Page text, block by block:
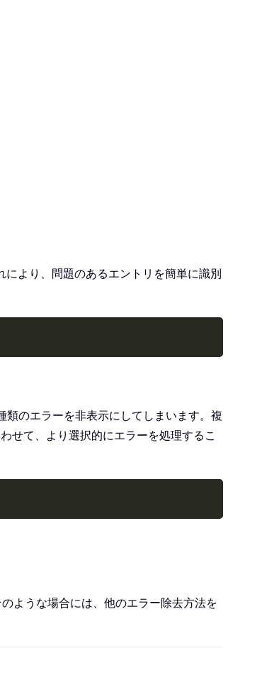
より、問題のあるエントリを簡単に識別
のエラーを非表示にしてしまいます。複
せて、より選択的にエラーを処理するこ
ような場合には、他のエラー除去方法を